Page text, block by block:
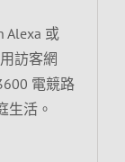
Alexa 或
訪客網
電競路
生活。